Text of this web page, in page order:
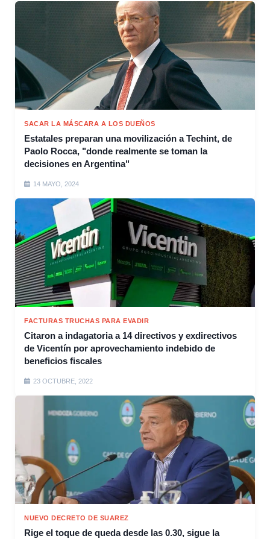
SACAR LA MÁSCARA A LOS DUEÑOS
Estatales preparan una movilización a Techint, de
Paolo Rocca, "donde realmente se toman la
decisiones en Argentina"
14 MAYO, 2024
FACTURAS TRUCHAS PARA EVADIR
Citaron a indagatoria a 14 directivos y exdirectivos
de Vicentín por aprovechamiento indebido de
beneficios fiscales
23 OCTUBRE, 2022
NUEVO DECRETO DE SUAREZ
Rige el toque de queda desde las 0.30, sigue la